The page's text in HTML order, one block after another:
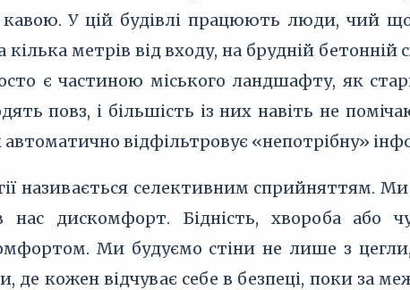
У цій будівлі працюють люди, чий
кілька метрів від входу, на брудній
є частиною міського ландшафту, як
повз, і більшість із них навіть не
відфільтровує «непотрібну»
називається селективним сприйняттям.
дискомфорт. Бідність, хвороба
Ми будуємо стіни не лише з
де кожен відчуває себе в безпеці, поки за